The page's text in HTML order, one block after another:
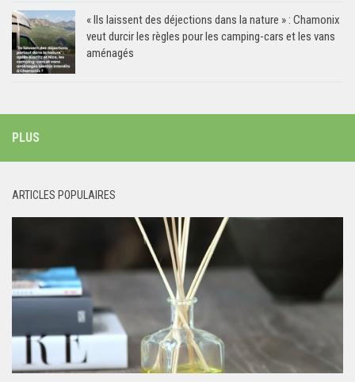
« Ils laissent des déjections dans la nature » : Chamonix
veut durcir les règles pour les camping-cars et les vans
aménagés
PLUS
ARTICLES POPULAIRES